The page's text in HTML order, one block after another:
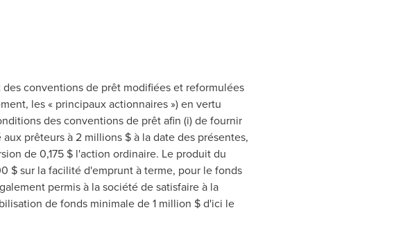
conventions de prêt modifiées et reformulées
les « principaux actionnaires ») en vertu
des conventions de prêt afin (i) de fournir
prêteurs à 2 millions $ à la date des présentes,
de 0,175 $ l'action ordinaire. Le produit du
$ sur la facilité d'emprunt à terme, pour le fonds
permis à la société de satisfaire à la
de fonds minimale de 1 million $ d'ici le